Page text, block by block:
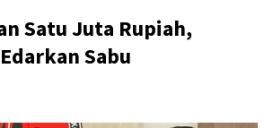
Satu Juta Rupiah,
Sabu